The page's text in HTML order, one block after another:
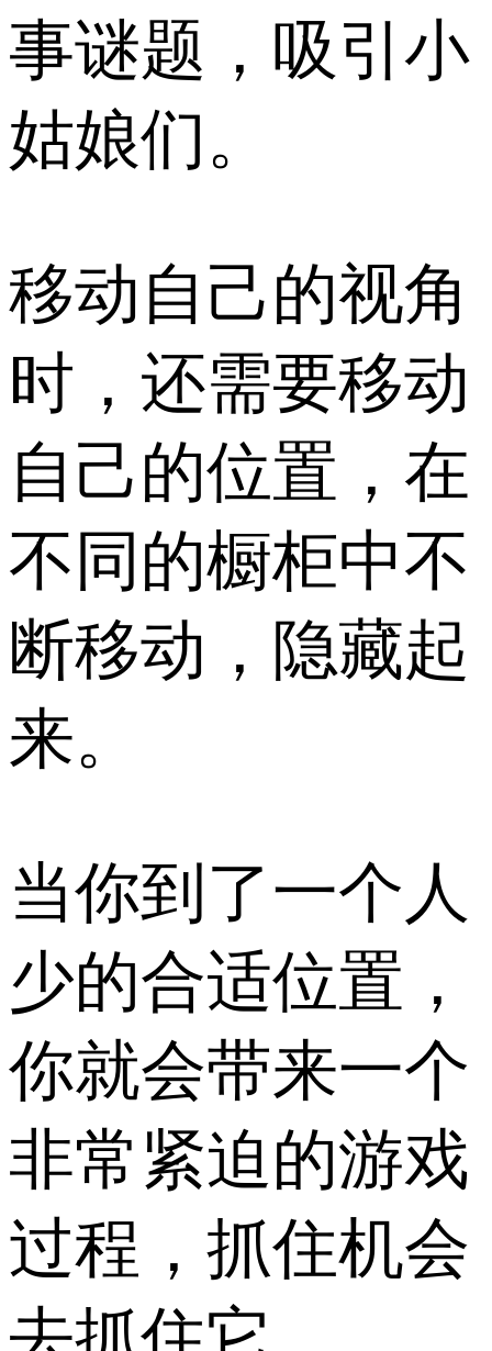
事谜题，吸引小
姑娘们。
移动自己的视角
时，还需要移动
自己的位置，在
不同的橱柜中不
断移动，隐藏起
来。
当你到了一个人
少的合适位置，
你就会带来一个
非常紧迫的游戏
过程，抓住机会